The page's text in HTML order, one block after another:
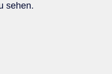
sehen.